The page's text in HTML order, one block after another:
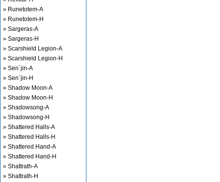
» Runetotem-A
» Runetotem-H
» Sargeras-A
» Sargeras-H
» Scarshield Legion-A
» Scarshield Legion-H
» Sen`jin-A
» Sen`jin-H
» Shadow Moon-A
» Shadow Moon-H
» Shadowsong-A
» Shadowsong-H
» Shattered Halls-A
» Shattered Halls-H
» Shattered Hand-A
» Shattered Hand-H
» Shattrath-A
» Shattrath-H